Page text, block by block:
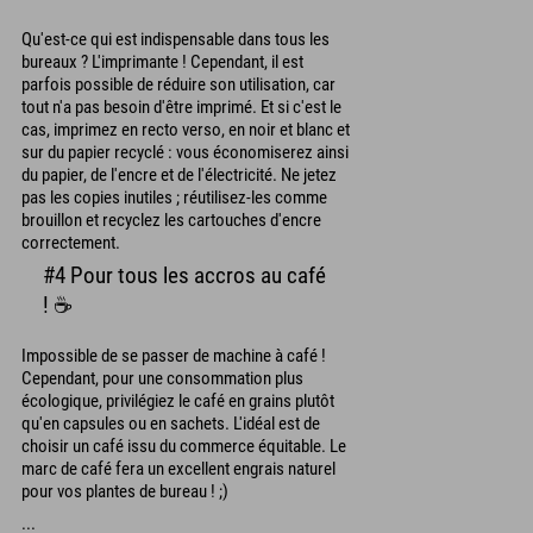
Qu'est-ce qui est indispensable dans tous les
bureaux ? L'imprimante ! Cependant, il est
parfois possible de réduire son utilisation, car
tout n'a pas besoin d'être imprimé. Et si c'est le
cas, imprimez en recto verso, en noir et blanc et
sur du papier recyclé : vous économiserez ainsi
du papier, de l'encre et de l'électricité. Ne jetez
pas les copies inutiles ; réutilisez-les comme
brouillon et recyclez les cartouches d'encre
correctement.
#4 Pour tous les accros au café
! ☕
Impossible de se passer de machine à café !
Cependant, pour une consommation plus
écologique, privilégiez le café en grains plutôt
qu'en capsules ou en sachets. L'idéal est de
choisir un café issu du commerce équitable. Le
marc de café fera un excellent engrais naturel
pour vos plantes de bureau ! ;)
...